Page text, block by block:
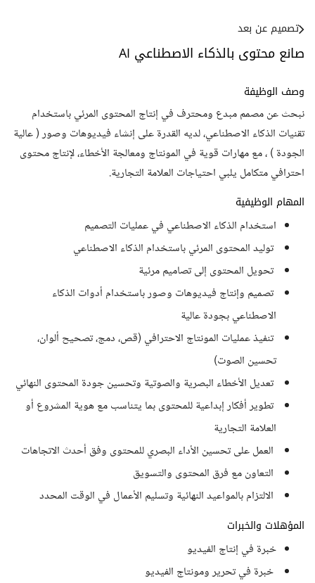
صانع محتوى بالذكاء الاصطناعي AI
تصميم عن بعد
وصف الوظيفة
نبحث عن مصمم مبدع ومحترف في إنتاج المحتوى المرئي باستخدام
تقنيات الذكاء الاصطناعي، لديه القدرة على إنشاء فيديوهات وصور ( عالية
الجودة ) ، مع مهارات قوية في المونتاج ومعالجة الأخطاء، لإنتاج محتوى
احترافي متكامل يلبي احتياجات العلامة التجارية.
المهام الوظيفية
استخدام الذكاء الاصطناعي في عمليات التصميم
توليد المحتوى المرئي باستخدام الذكاء الاصطناعي
تحويل المحتوى إلى تصاميم مرئية
تصميم وإنتاج فيديوهات وصور باستخدام أدوات الذكاء
الاصطناعي بجودة عالية
تنفيذ عمليات المونتاج الاحترافي (قص، دمج، تصحيح ألوان،
تحسين الصوت)
تعديل الأخطاء البصرية والصوتية وتحسين جودة المحتوى النهائي
تطوير أفكار إبداعية للمحتوى بما يتناسب مع هوية المشروع أو
العلامة التجارية
العمل على تحسين الأداء البصري للمحتوى وفق أحدث الاتجاهات
التعاون مع فرق المحتوى والتسويق
الالتزام بالمواعيد النهائية وتسليم الأعمال في الوقت المحدد
المؤهلات والخبرات
خبرة في إنتاج الفيديو
خبرة في تحرير ومونتاج الفيديو